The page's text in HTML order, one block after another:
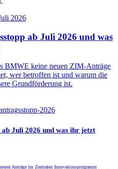
2026
ab Juli 2026 und was
BMWE keine neuen ZIM-Anträge
wer betroffen ist und warum die
Grundförderung ist.
2026